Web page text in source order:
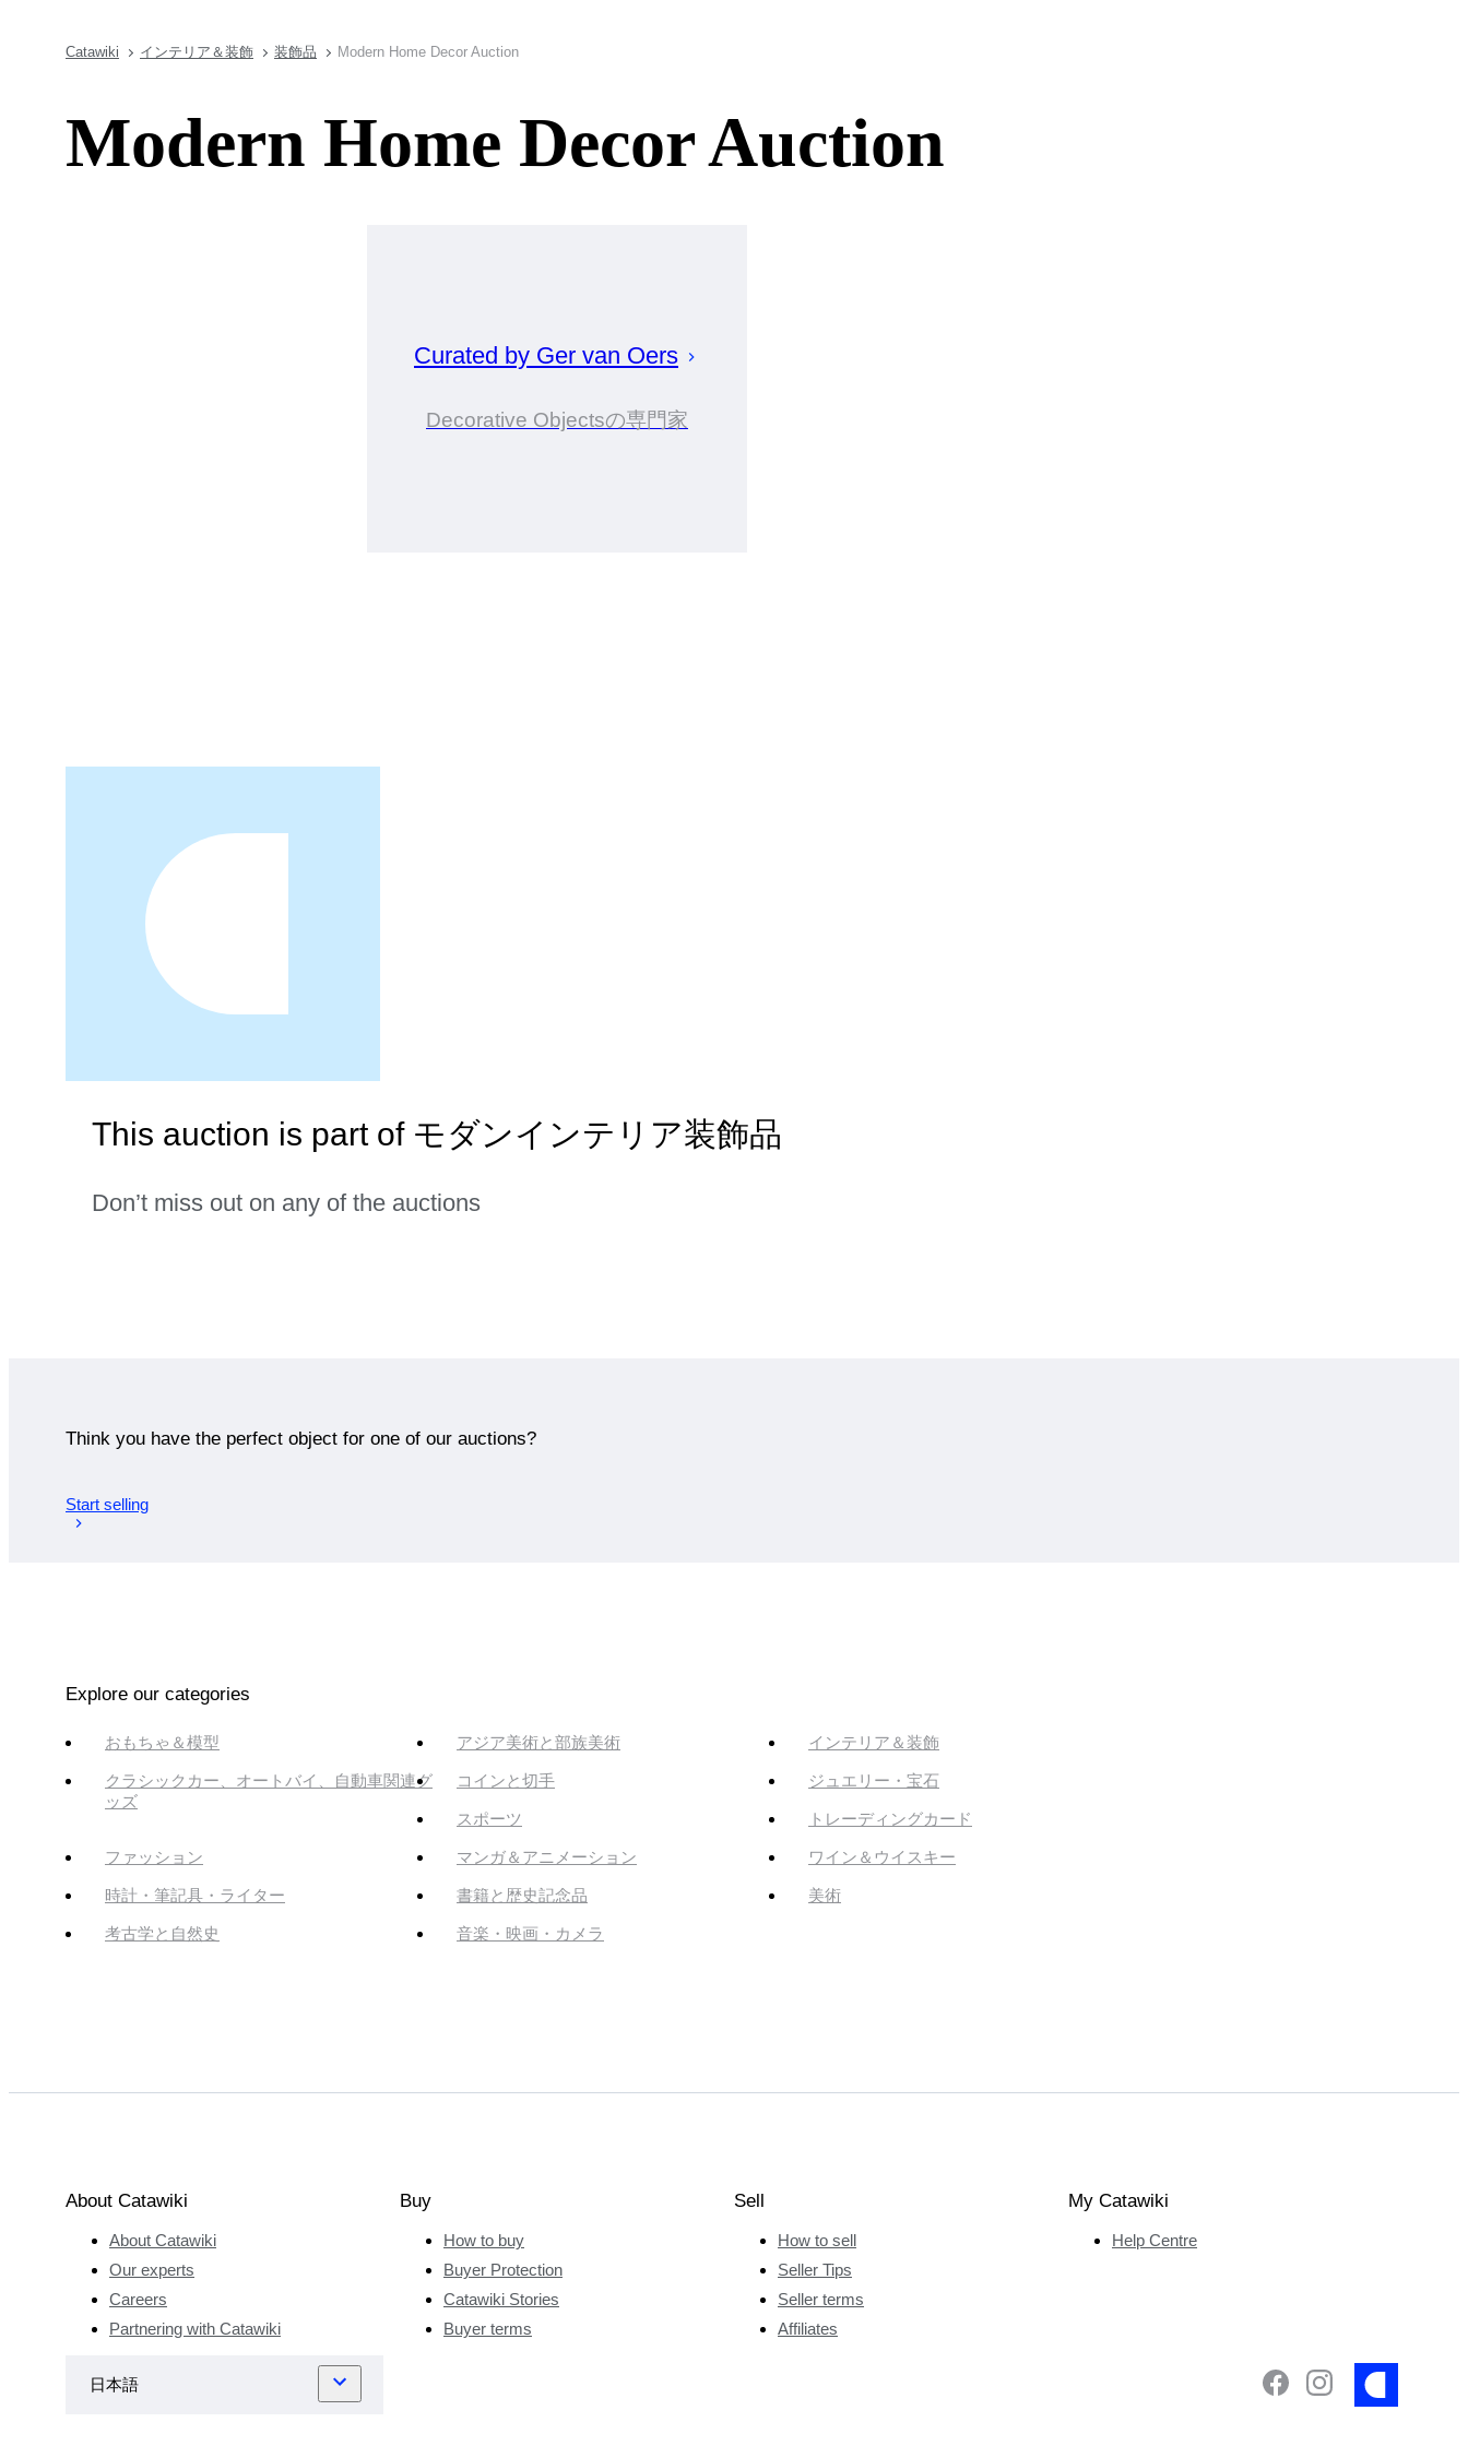
Catawiki インテリア＆装飾 装飾品 Modern Home Decor Auction
Modern Home Decor Auction
Curated by Ger van Oers
Decorative Objectsの専門家
This auction is part of モダンインテリア装飾品
Don’t miss out on any of the auctions
Think you have the perfect object for one of our auctions?
Start selling
Explore our categories
おもちゃ＆模型 アジア美術と部族美術 インテリア＆装飾
クラシックカー、オートバイ、自動車関連グ
ッズ
コインと切手 ジュエリー・宝石
スポーツ トレーディングカード
ファッション マンガ＆アニメーション ワイン＆ウイスキー
時計・筆記具・ライター 書籍と歴史記念品 美術
考古学と自然史 音楽・映画・カメラ
About Catawiki
About Catawiki
Our experts
Careers
Partnering with Catawiki
Buy
How to buy
Buyer Protection
Catawiki Stories
Buyer terms
Sell
How to sell
Seller Tips
Seller terms
Affiliates
My Catawiki
Help Centre